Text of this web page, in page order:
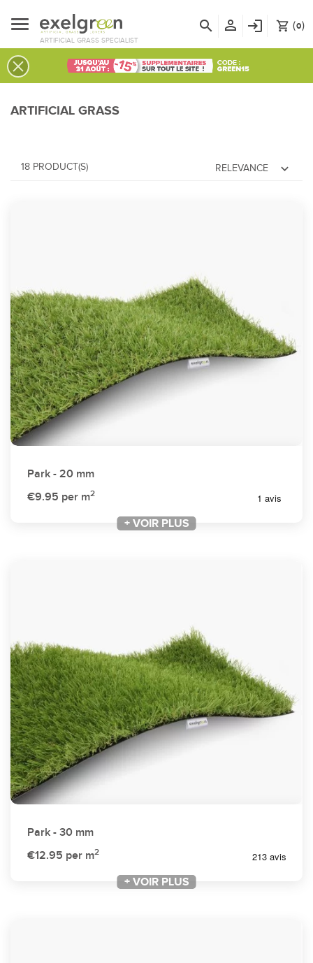
ARTIFICIAL GRASS SPECIALIST
shopping_cart (0)
login
person_outline
search
ARTIFICIAL GRASS
RELEVANCE expand_more
18 PRODUCT(S)
Park - 20 mm
€9.95 per m2
+ VOIR PLUS
+ VOIR PLUS
Park - 30 mm
€12.95 per m2
+ VOIR PLUS
+ VOIR PLUS